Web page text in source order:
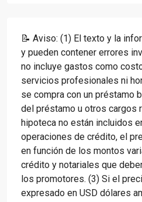
📝 Aviso: (1) El texto y la
y pueden contener errores
no incluye gastos como
servicios profesionales ni
se compra con un préstamo
del préstamo u otros cargos
hipoteca no están incluidos
operaciones de crédito, el
en función de los montos
crédito y notariales que
los promotores. (3) Si el
expresado en USD dólares